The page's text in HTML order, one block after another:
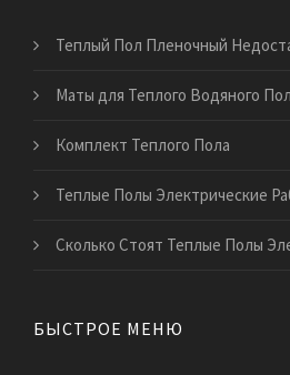
Теплый Пол Пленочный
Маты для Теплого Водяного
Комплект Теплого Пола
Теплые Полы Электрические
Сколько Стоят Теплые Полы
БЫСТРОЕ МЕНЮ